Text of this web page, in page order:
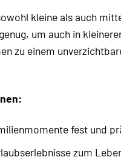
kleine als auch
um auch in
zu einem
fest und
zum